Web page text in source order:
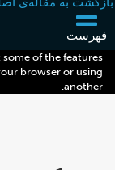
فهرست
of the features
browser or using
another.